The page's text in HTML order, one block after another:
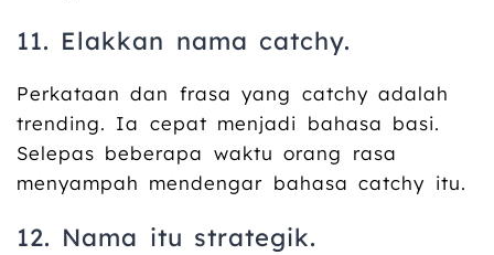
11. Elakkan nama catchy.
Perkataan dan frasa yang catchy adalah
trending. Ia cepat menjadi bahasa basi.
Selepas beberapa waktu orang rasa
menyampah mendengar bahasa catchy itu.
12. Nama itu strategik.